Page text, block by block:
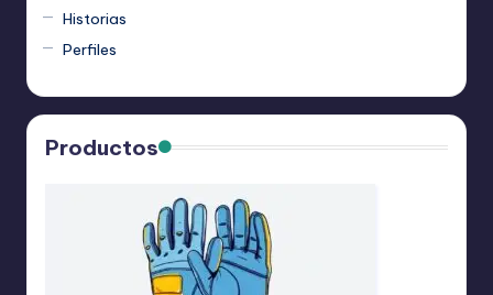
Historias
Perfiles
Productos